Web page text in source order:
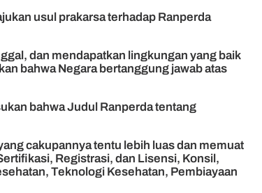
usul prakarsa terhadap Ranperda
dan mendapatkan lingkungan yang baik
bahwa Negara bertanggung jawab atas
bahwa Judul Ranperda tentang
cakupannya tentu lebih luas dan memuat
Registrasi, dan Lisensi, Konsil,
Teknologi Kesehatan, Pembiayaan